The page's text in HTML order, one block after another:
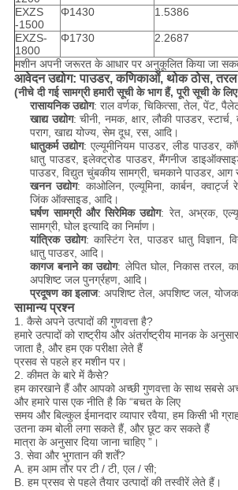
EXZS
-1500
Φ1430 1.5386
EXZS-
1800
Φ1730 2.2687
मशीन अपनी जरूरत के आधार पर अनुकूलित किया जा
आवेदन उद्योग: पाउडर, कणिकाओं, थोक ठोस,
(नीचे दी गई सामग्री हमारी सूची के भाग हैं, पूरी सूची के
रासायनिक उद्योग: राल वर्णक, चिकित्सा, तेल, पेंट,
खाद्य उद्योग: चीनी, नमक, क्षार, लौकी पाउडर,
पराग, खाद्य योज्य, सेम दूध, रस, आदि।
धातुकर्म उद्योग: एल्यूमीनियम पाउडर, लीड पाउडर,
धातु पाउडर, इलेक्ट्रोड पाउडर, मैंगनीज
पाउडर, विद्युत चुंबकीय सामग्री, चमकाने पाउडर, आग
खनन उद्योग: काओलिन, एल्यूमिना, कार्बन,
जिंक ऑक्साइड, आदि।
घर्षण सामग्री और सिरेमिक उद्योग: रेत, अभ्रक,
सामग्री, घोल इत्यादि का निर्माण।
यांत्रिक उद्योग: कास्टिंग रेत, पाउडर धातु विज्ञान,
धातु पाउडर, आदि।
कागज बनाने का उद्योग: लेपित घोल, निकास तरल,
अपशिष्ट जल पुनर्ग्रहण, आदि।
प्रदूषण का इलाज: अपशिष्ट तेल, अपशिष्ट जल,
सामान्य प्रश्न
1. कैसे अपने उत्पादों की गुणवत्ता है?
हमारे उत्पादों को राष्ट्रीय और अंतर्राष्ट्रीय मानक के
जाता है, और हम एक परीक्षा लेते हैं
प्रसव से पहले हर मशीन पर।
2. कीमत के बारे में कैसे?
हम कारखाने हैं और आपको अच्छी गुणवत्ता के साथ सबसे
और हमारे पास एक नीति है कि “बचत के लिए
समय और बिल्कुल ईमानदार व्यापार रवैया, हम किसी भी
उतना कम बोली लगा सकते हैं, और छूट कर सकते हैं
मात्रा के अनुसार दिया जाना चाहिए ”।
3. सेवा और भुगतान की शर्तें?
A. हम आम तौर पर टी / टी, एल / सी;
B. हम प्रसव से पहले तैयार उत्पादों की तस्वीरें लेते हैं।